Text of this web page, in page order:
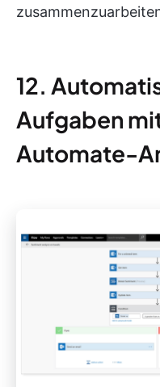
12.
Aufgaben
Automate-